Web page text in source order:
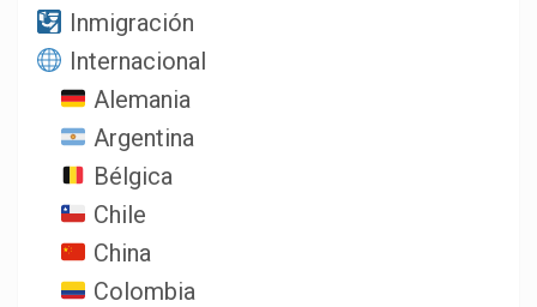
Inmigración
Internacional
Alemania
Argentina
Bélgica
Chile
China
Colombia